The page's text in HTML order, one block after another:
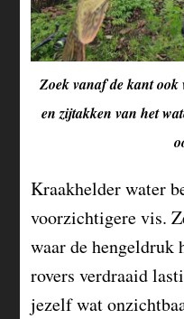
Zoek vanaf de kant ook
en zijtakken van het
Kraakhelder water
voorzichtigere vis.
waar de hengeldruk
rovers verdraaid
jezelf wat